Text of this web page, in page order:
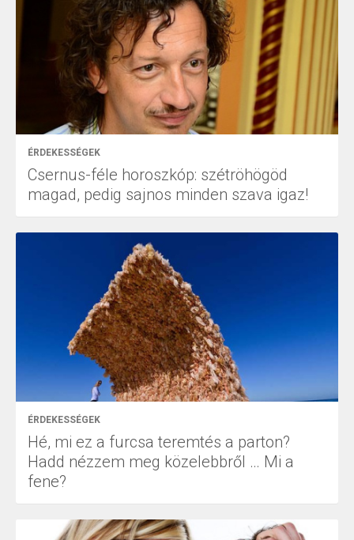
ÉRDEKESSÉGEK
Csernus-féle horoszkóp: szétröhögöd
magad, pedig sajnos minden szava igaz!
ÉRDEKESSÉGEK
Hé, mi ez a furcsa teremtés a parton?
Hadd nézzem meg közelebbről … Mi a
fene?